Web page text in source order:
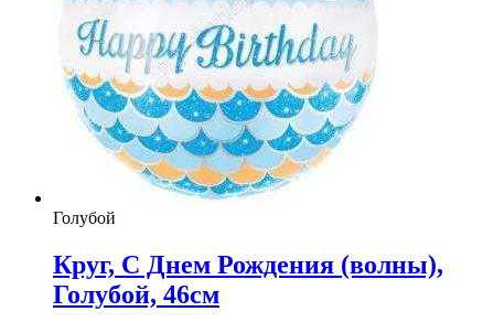
Голубой
Круг, С Днем Рождения (волны),
Голубой, 46см